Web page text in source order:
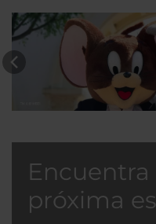
próxima